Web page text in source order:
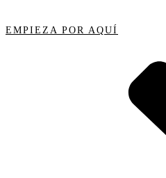
EMPIEZA POR AQUÍ